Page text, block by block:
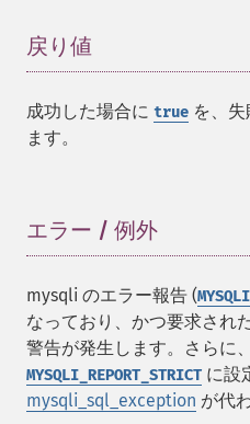
戻り値
成功した場合に true を、
ます。
エラー / 例外
mysqli のエラー報告 (
なっており、かつ要求され
警告が発生します。さらに
MYSQLI_REPORT_STRICT に設
mysqli_sql_exception が代